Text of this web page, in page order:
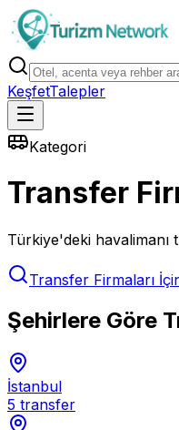
KeşfetTalepler
Kategori
Transfer
Türkiye'deki havalimanı
Transfer Firmaları
Şehirlere Göre
İstanbul
5 transfer